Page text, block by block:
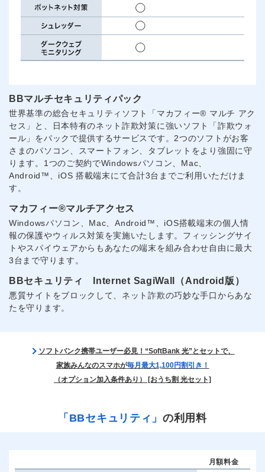
BBマルチセキュリティパック
世界基準の総合セキュリティソフト「マカフィー® マルチ アク
セス」と、日本特有のネット詐欺対策に強いソフト「詐欺ウォ
ール」をパックで提供するサービスです。2つのソフトがお客
さまのパソコン、スマートフォン、タブレットをより強固に守
ります。1つのご契約でWindowsパソコン、Mac、
Android™、iOS 搭載端末にて合計3台までご利用いただけま
す。
マカフィー®マルチアクセス
Windowsパソコン、Mac、Android™、iOS搭載端末の個人情
報の保護やウィルス対策を実施いたします。フィッシングサイ
トやスパイウェアからもあなたの端末を組み合わせ自由に最大
3台まで守ります。
BBセキュリティ Internet SagiWall（Android版）
悪質サイトをブロックして、ネット詐欺の巧妙な手口からあな
たを守ります。
ソフトバンク携帯ユーザー必見！“SoftBank 光”とセットで、
家族みんなのスマホが毎月最大1,100円割引き！
（オプション加入条件あり） [おうち割 光セット]
「BBセキュリティ」の利用料
月額料金